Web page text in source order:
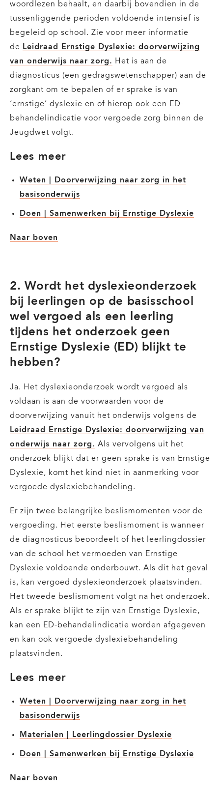
woordlezen behaalt, en daarbij bovendien in de
tussenliggende perioden voldoende intensief is
begeleid op school. Zie voor meer informatie
de
Leidraad Ernstige Dyslexie: doorverwijzing
van onderwijs naar zorg. Het is aan de
diagnosticus (een gedragswetenschapper) aan de
zorgkant om te bepalen of er sprake is van
‘ernstige’ dyslexie en of hierop ook een ED-
behandelindicatie voor vergoede zorg binnen de
Jeugdwet volgt.
Lees meer
Weten | Doorverwijzing naar zorg in het
basisonderwijs
Doen | Samenwerken bij Ernstige Dyslexie
Naar boven
2. Wordt het dyslexieonderzoek
bij leerlingen op de basisschool
wel vergoed als een leerling
tijdens het onderzoek geen
Ernstige Dyslexie (ED) blijkt te
hebben?
Ja. Het dyslexieonderzoek wordt vergoed als
voldaan is aan de voorwaarden voor de
doorverwijzing vanuit het onderwijs volgens de
Leidraad Ernstige Dyslexie: doorverwijzing van
onderwijs naar zorg. Als vervolgens uit het
onderzoek blijkt dat er geen sprake is van Ernstige
Dyslexie, komt het kind niet in aanmerking voor
vergoede dyslexiebehandeling.
Er zijn twee belangrijke beslismomenten voor de
vergoeding. Het eerste beslismoment is wanneer
de diagnosticus beoordeelt of het leerlingdossier
van de school het vermoeden van Ernstige
Dyslexie voldoende onderbouwt. Als dit het geval
is, kan vergoed dyslexieonderzoek plaatsvinden.
Het tweede beslismoment volgt na het onderzoek.
Als er sprake blijkt te zijn van Ernstige Dyslexie,
kan een ED-behandelindicatie worden afgegeven
en kan ook vergoede dyslexiebehandeling
plaatsvinden.
Lees meer
Weten | Doorverwijzing naar zorg in het
basisonderwijs
Materialen | Leerlingdossier Dyslexie
Doen | Samenwerken bij Ernstige Dyslexie
Naar boven